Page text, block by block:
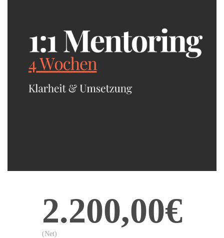
2.200,00€
(Net)